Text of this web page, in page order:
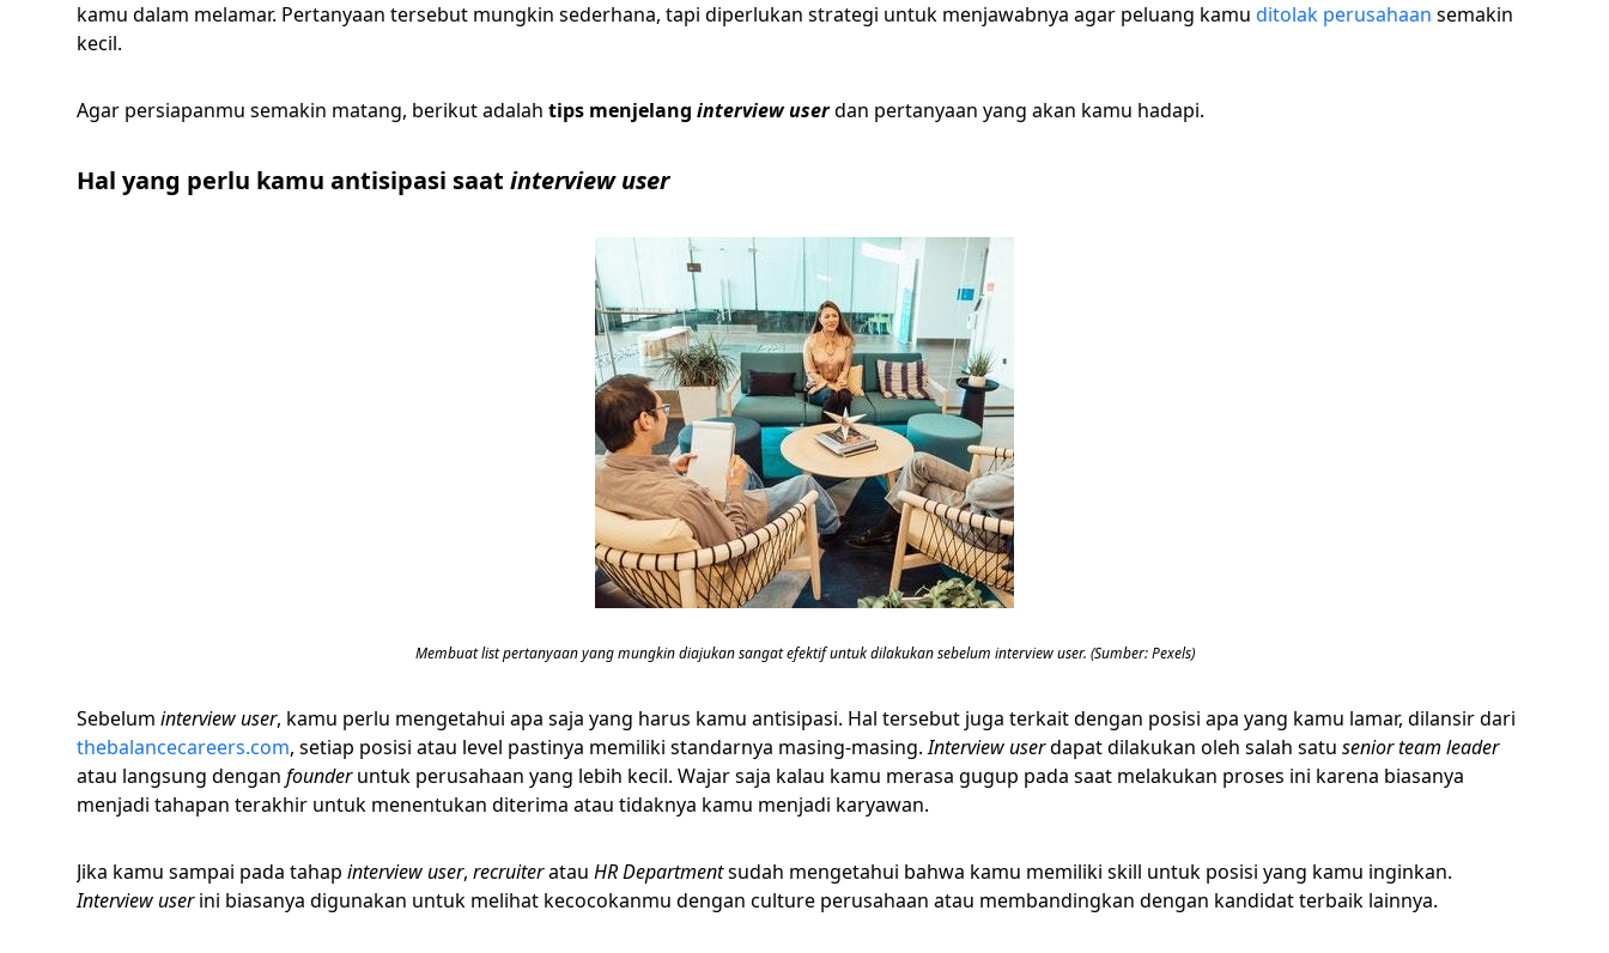
kamu dalam melamar. Pertanyaan tersebut mungkin sederhana, tapi diperlukan strategi untuk menjawabnya agar peluang kamu ditolak perusahaan semakin
kecil.
Agar persiapanmu semakin matang, berikut adalah tips menjelang interview userdan pertanyaan yang akan kamu hadapi.
Hal yang perlu kamu antisipasi saat interview user
Membuat list pertanyaan yang mungkin diajukan sangat efektif untuk dilakukan sebelum interview user. (Sumber: Pexels)
Sebelum interview user, kamu perlu mengetahui apa saja yang harus kamu antisipasi. Hal tersebut juga terkait dengan posisi apa yang kamu lamar, dilansir dari
thebalancecareers.com, setiap posisi atau level pastinya memiliki standarnya masing-masing.Interview userdapat dilakukan oleh salah satu senior team leader
atau langsung dengan founderuntuk perusahaan yang lebih kecil. Wajar saja kalau kamu merasa gugup pada saat melakukan proses ini karena biasanya
menjadi tahapan terakhir untuk menentukan diterima atau tidaknya kamu menjadi karyawan.
Jika kamu sampai pada tahap interview user, recruiteratau HR Departmentsudah mengetahui bahwa kamu memiliki skill untuk posisi yang kamu inginkan.
Interview userini biasanya digunakan untuk melihat kecocokanmu dengan culture perusahaan atau membandingkan dengan kandidat terbaik lainnya.